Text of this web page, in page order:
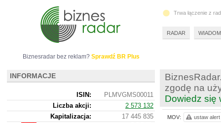
zgodę na
Dowiedz się
MOV: ustaw alert
Biznesradar bez reklam? Sprawdź BR Plus
INFORMACJE
ISIN:
PLMVGMS00011
Liczba akcji:
2 573 132
Kapitalizacja:
17 445 835
Trwa łączenie z
RADAR